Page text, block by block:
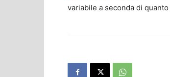
variabile a seconda di